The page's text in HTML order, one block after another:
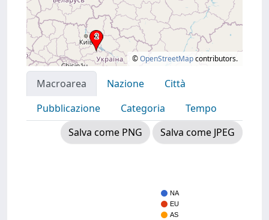
©OpenStreetMapcontributors.
Macroarea Nazione
Città
Pubblicazione
Categoria
Tempo
Salva come PNG
Salva come JPEG
NA
EU
AS